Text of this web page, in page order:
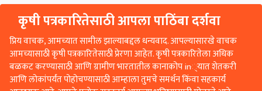
कृषी पत्रकारितेसाठी आपला पाठिंबा दर्शवा
प्रिय वाचक, आमच्यात सामील झाल्याबद्दल धन्यवाद. आपल्यासारखे वाचक
आमच्यासाठी कृषी पत्रकारितेसाठी प्रेरणा आहेत. कृषी पत्रकारितेला अधिक
बळकट करण्यासाठी आणि ग्रामीण भारतातील कानाकोप in्यात शेतकरी
आणि लोकांपर्यंत पोहोचण्यासाठी आम्हाला तुमचे समर्थन किंवा सहकार्य